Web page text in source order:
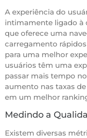
A experiência do
intimamente ligado à
que oferece uma
carregamento
para uma melhor
usuários têm uma
passar mais tempo
aumento nas taxas
em um melhor
Medindo a
Existem diversas